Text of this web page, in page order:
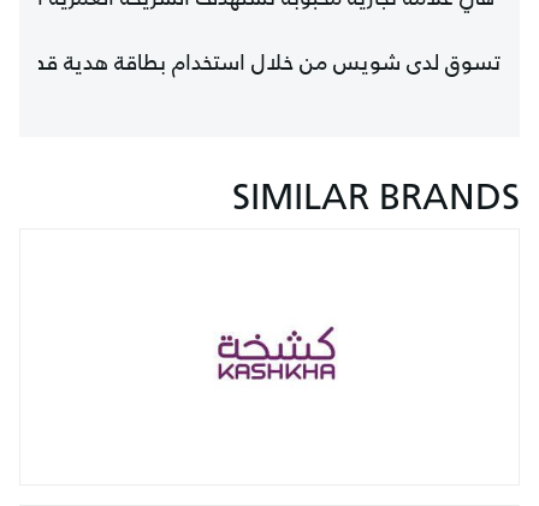
تسوق لدى شويس من خلال استخدام بطاقة هدية قطر مول للاستفادة
SIMILAR BRANDS